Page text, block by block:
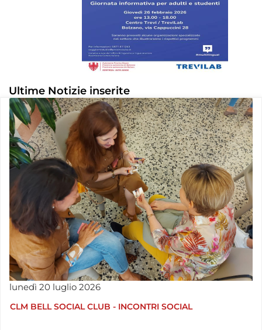
Ultime Notizie inserite
lunedì 20 luglio 2026
CLM BELL SOCIAL CLUB - INCONTRI SOCIAL